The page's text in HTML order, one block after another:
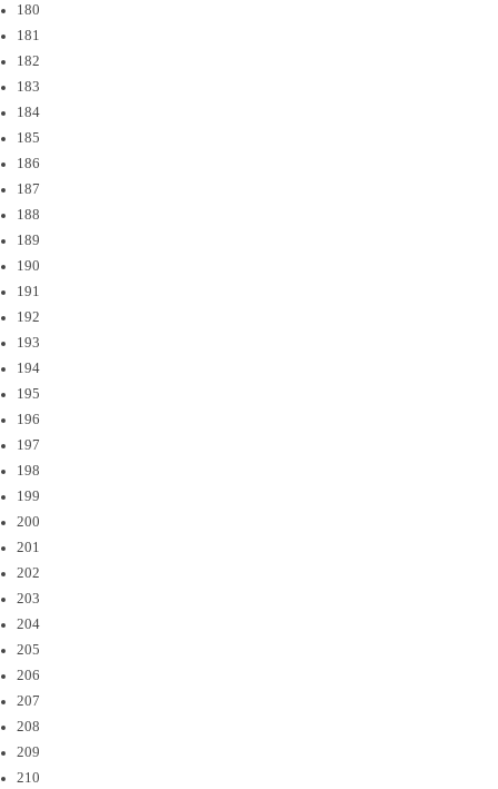
180
181
182
183
184
185
186
187
188
189
190
191
192
193
194
195
196
197
198
199
200
201
202
203
204
205
206
207
208
209
210